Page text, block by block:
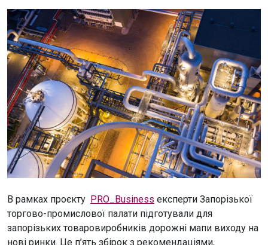
В рамках проєкту PRO_Business експерти Запорізької
торгово-промислової палати підготували для
запорізьких товаровиробників дорожні мапи виходу на
нові ринки. Це п’ять збірок з рекомендаціями,